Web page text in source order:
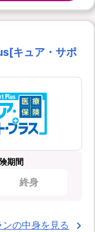
キュア・サポ
期間
終身
ンの中身を見る